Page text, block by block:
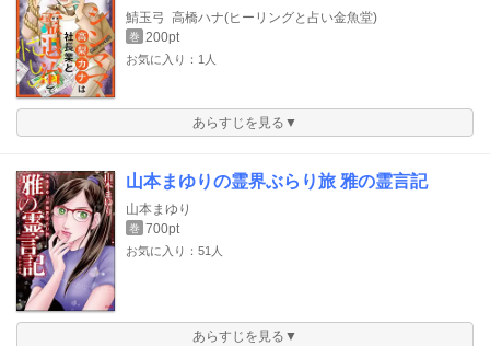
鯖玉弓 高橋ハナ(ヒーリングと占い金魚堂)
巻 200pt
お気に入り：1人
あらすじを見る▼
山本まゆりの霊界ぶらり旅 雅の霊言記
山本まゆり
巻 700pt
お気に入り：51人
あらすじを見る▼